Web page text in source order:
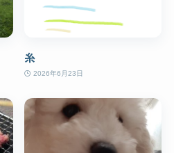
糸
2026年6月23日